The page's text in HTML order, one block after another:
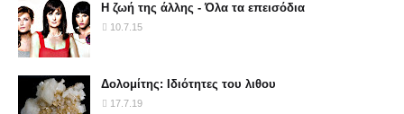
Η ζωή της άλλης - Όλα τα επεισόδια
10.7.15
Δολομίτης: Ιδιότητες του λιθου
17.7.19